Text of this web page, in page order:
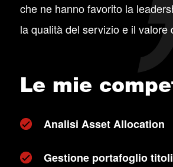
che ne hanno favorito la
la qualità del servizio e il valore
Le mie
Analisi Asset Allocation
Gestione portafoglio titoli